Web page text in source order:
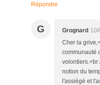
Répondre
G Grognard
Cher la
communauté
volontiers.<br
notion du
l'assiégé et